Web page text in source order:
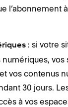
l’abonnement
: si votre
vos
vos contenus
30 jours.
à vos